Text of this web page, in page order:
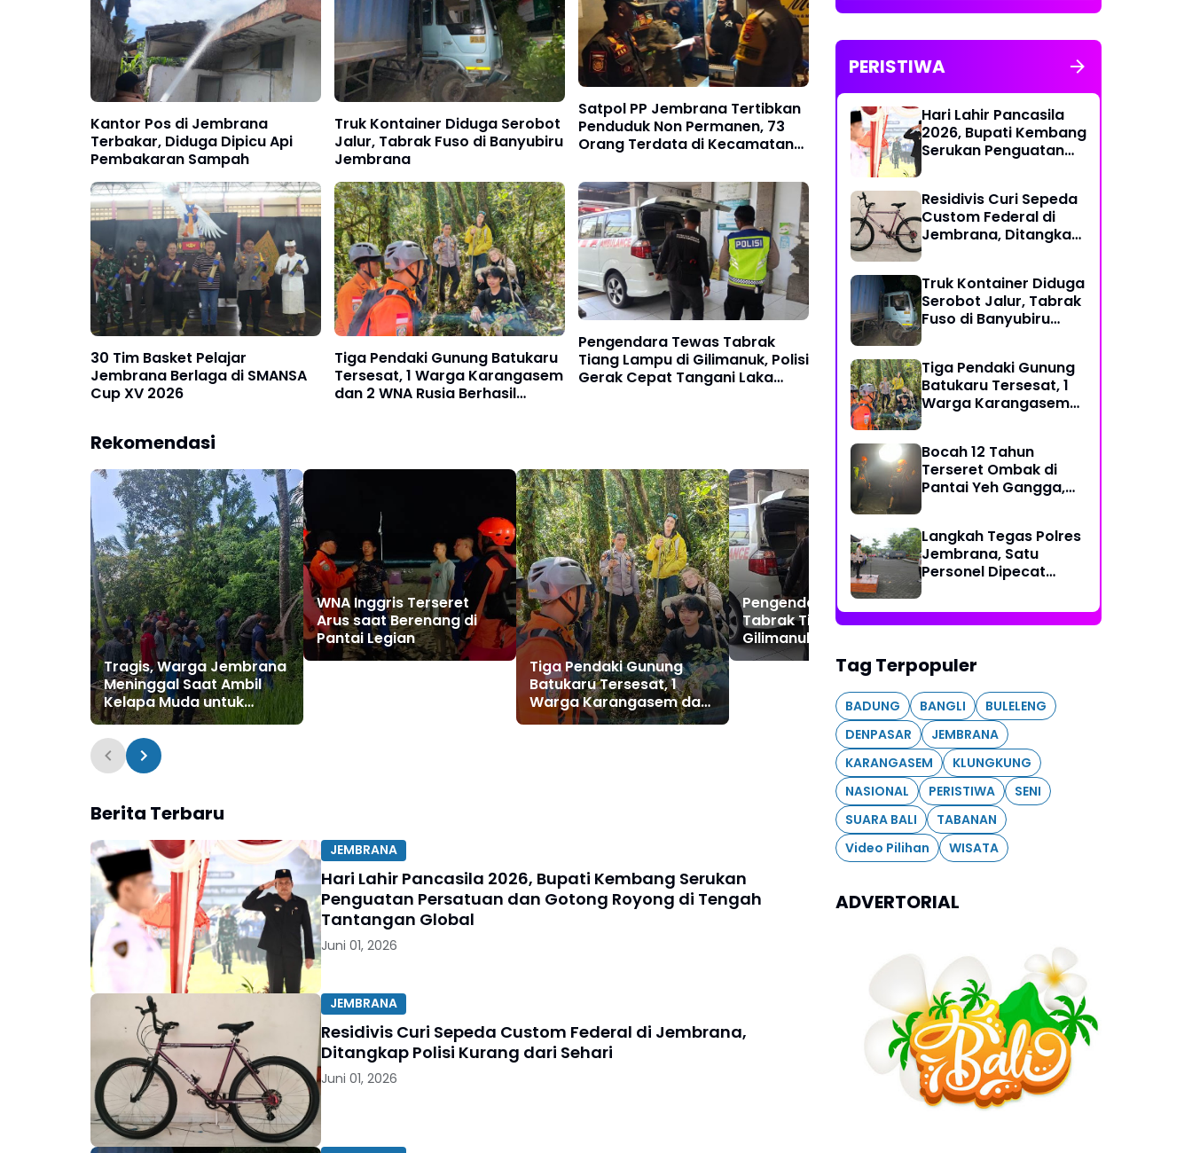
Kantor Pos di Jembrana
Terbakar, Diduga Dipicu Api
Pembakaran Sampah
Truk Kontainer Diduga Serobot
Jalur, Tabrak Fuso di Banyubiru
Jembrana
Satpol PP Jembrana Tertibkan
Penduduk Non Permanen, 73
Orang Terdata di Kecamatan
30 Tim Basket Pelajar
Jembrana Berlaga di SMANSA
Cup XV 2026
Tiga Pendaki Gunung Batukaru
Tersesat, 1 Warga Karangasem
dan 2 WNA Rusia Berhasil
Pengendara Tewas Tabrak
Tiang Lampu di Gilimanuk, Polisi
Gerak Cepat Tangani Laka
Rekomendasi
Tragis, Warga Jembrana
Meninggal Saat Ambil
Kelapa Muda untuk
Upacara
WNA Inggris Terseret
Arus saat Berenang di
Pantai Legian
Tiga Pendaki Gunung
Batukaru Tersesat, 1
Warga Karangasem dan
2 WNA Rusia Berhasil
Pengendara Tewas
Tabrak Tiang Lampu di
Gilimanuk, Polisi Gerak
Cepat Tangani Laka
Kantor Pos di Jembrana
Terbakar, Diduga Dipicu
Berita Terbaru
JEMBRANA
Hari Lahir Pancasila 2026, Bupati Kembang Serukan
Penguatan Persatuan dan Gotong Royong di Tengah
Tantangan Global
Juni 01, 2026
JEMBRANA
Residivis Curi Sepeda Custom Federal di Jembrana,
Ditangkap Polisi Kurang dari Sehari
Juni 01, 2026
PERISTIWA
Hari Lahir Pancasila
2026, Bupati Kembang
Serukan Penguatan
Tengah Tantangan
Global
Residivis Curi Sepeda
Custom Federal di
Jembrana, Ditangkap
Truk Kontainer Diduga
Serobot Jalur, Tabrak
Fuso di Banyubiru
Tiga Pendaki Gunung
Batukaru Tersesat, 1
Warga Karangasem
Tim SAR Gabungan
Bocah 12 Tahun
Terseret Ombak di
Pantai Yeh Gangga,
Langkah Tegas Polres
Jembrana, Satu
Personel Dipecat
Tag Terpopuler
BADUNG BANGLI
BULELENG
DENPASAR
JEMBRANA
KARANGASEM
KLUNGKUNG
NASIONAL
PERISTIWA
SENI
SUARA BALI
TABANAN
Video Pilihan
WISATA
ADVERTORIAL